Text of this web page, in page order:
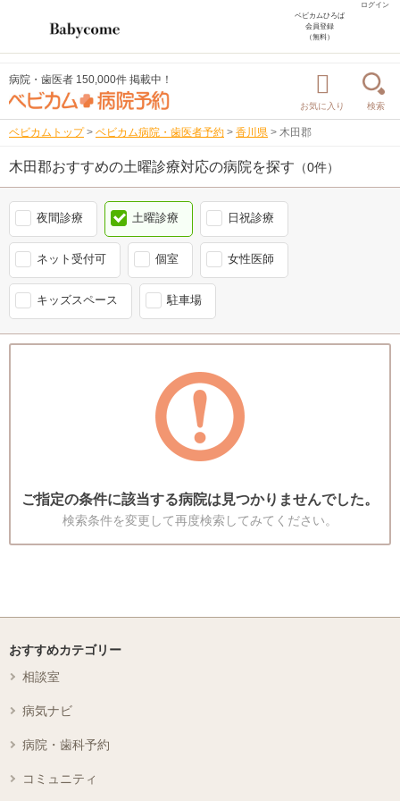
ログイン
ベビカムひろば
会員登録
（無料）
病院・歯医者 150,000件 掲載中！
お気に入り 検索
ベビカムトップ > ベビカム病院・歯医者予約 > 香川県 > 木田郡
木田郡おすすめの土曜診療対応の病院を探す （0件）
夜間診療 土曜診療 日祝診療
ネット受付可 個室 女性医師
キッズスペース 駐車場
ご指定の条件に該当する病院は見つかりませんでした。
検索条件を変更して再度検索してみてください。
おすすめカテゴリー
相談室
病気ナビ
病院・歯科予約
コミュニティ